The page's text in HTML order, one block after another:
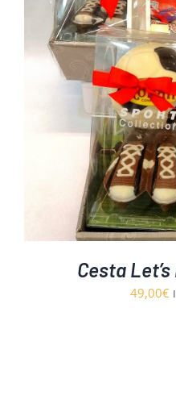
Cesta
49,00€